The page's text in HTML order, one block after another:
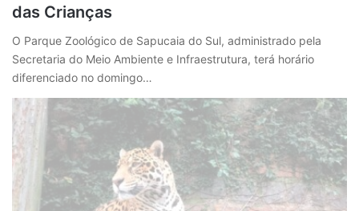
das Crianças
O Parque Zoológico de Sapucaia do Sul, administrado pela
Secretaria do Meio Ambiente e Infraestrutura, terá horário
diferenciado no domingo…